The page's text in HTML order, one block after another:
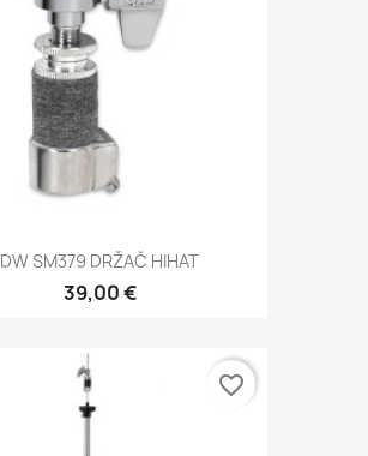
DW SM379 DRŽAČ HIHAT
39,00 €
favorite_border